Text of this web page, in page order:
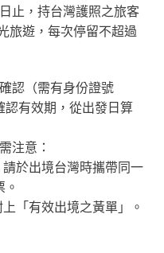
止，持台灣護照之旅客
旅遊，每次停留不超過
認（需有身份證號
認有效期，從出發日算
注意：
於出境台灣時攜帶同一
「有效出境之黃單」。